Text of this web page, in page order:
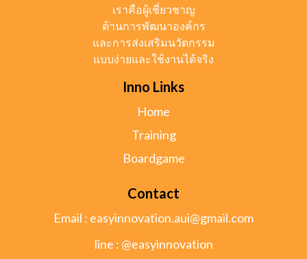
เราคือผู้เชี่ยวชาญ
ด้านการพัฒนาองค์กร
และการส่งเสริมนวัตกรรม
แบบง่ายและใช้งานได้จริง
Inno Links
Home
Training
Boardgame
Contact
Email : easyinnovation.aui@gmail.com
line : @easyinnovation